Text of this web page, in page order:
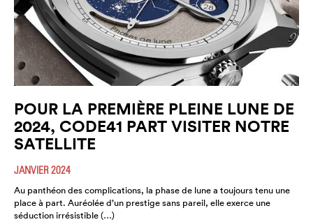
POUR LA PREMIÈRE PLEINE LUNE DE
2024, CODE41 PART VISITER NOTRE
SATELLITE
JANVIER 2024
Au panthéon des complications, la phase de lune a toujours tenu une
place à part. Auréolée d’un prestige sans pareil, elle exerce une
séduction irrésistible (…)